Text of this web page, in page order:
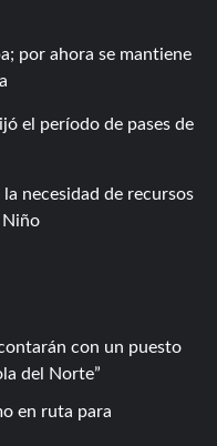
por ahora se mantiene
el período de pases de
necesidad de recursos
Niño
con un puesto
del Norte
en ruta para